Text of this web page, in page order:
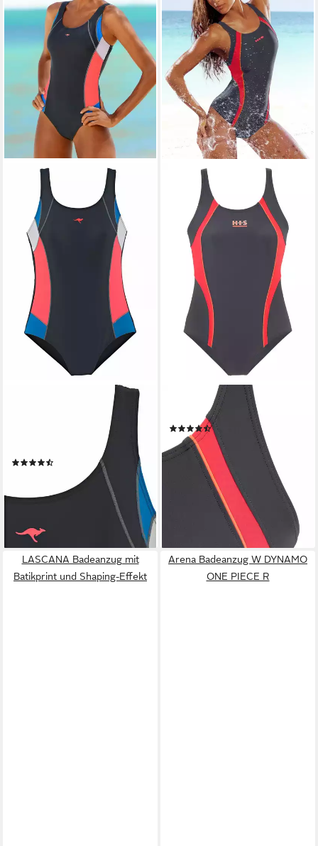
Badeanzug in sportlichem
Design und mit Shaping-
-25%
lieferbar - in 1-2 Werktagen bei dir
Badeanzug mit Kontrastdetails
(1250)
44,99 €
lieferbar - in 1-2 Werktagen bei dir
LASCANA Badeanzug mit
Batikprint und Shaping-Effekt
Arena Badeanzug W DYNAMO
ONE PIECE R